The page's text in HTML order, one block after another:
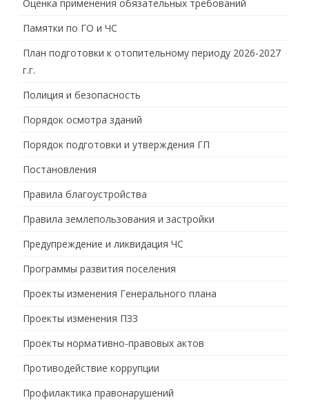
Оценка применения обязательных требований
Памятки по ГО и ЧС
План подготовки к отопительному периоду 2026-2027
г.г.
Полиция и безопасность
Порядок осмотра зданий
Порядок подготовки и утверждения ГП
Постановления
Правила благоустройства
Правила землепользования и застройки
Предупреждение и ликвидация ЧС
Программы развития поселения
Проекты изменения Генерального плана
Проекты изменения ПЗЗ
Проекты нормативно-правовых актов
Противодействие коррупции
Профилактика правонарушений